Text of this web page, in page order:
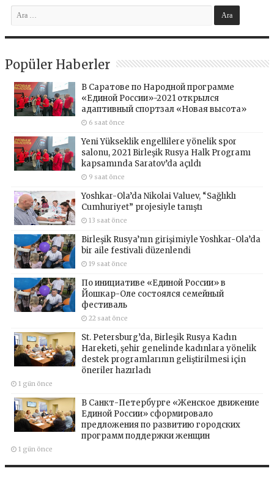
Popüler Haberler
В Саратове по Народной программе
«Единой России»-2021 открылся
адаптивный спортзал «Новая высота»
6 saat önce
Yeni Yükseklik engellilere yönelik spor
salonu, 2021 Birleşik Rusya Halk Programı
kapsamında Saratov’da açıldı
9 saat önce
Yoshkar-Ola’da Nikolai Valuev, “Sağlıklı
Cumhuriyet” projesiyle tanıştı
13 saat önce
Birleşik Rusya’nın girişimiyle Yoshkar-Ola’da
bir aile festivali düzenlendi
19 saat önce
По инициативе «Единой России» в
Йошкар-Оле состоялся семейный
фестиваль
22 saat önce
St. Petersburg’da, Birleşik Rusya Kadın
Hareketi, şehir genelinde kadınlara yönelik
destek programlarının geliştirilmesi için
öneriler hazırladı
1 gün önce
В Санкт-Петербурге «Женское движение
Единой России» сформировало
предложения по развитию городских
программ поддержки женщин
1 gün önce